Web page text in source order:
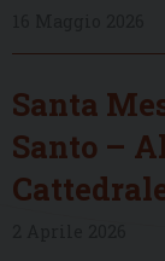
Santa
Santo –